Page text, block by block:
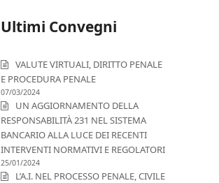
Ultimi Convegni
VALUTE VIRTUALI, DIRITTO PENALE
E PROCEDURA PENALE
07/03/2024
UN AGGIORNAMENTO DELLA
RESPONSABILITÀ 231 NEL SISTEMA
BANCARIO ALLA LUCE DEI RECENTI
INTERVENTI NORMATIVI E REGOLATORI
25/01/2024
L’A.I. NEL PROCESSO PENALE, CIVILE